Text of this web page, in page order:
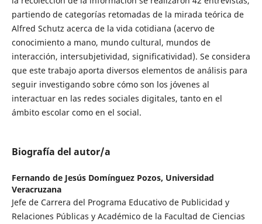
partiendo de categorías retomadas de la mirada teórica de
Alfred Schutz acerca de la vida cotidiana (acervo de
conocimiento a mano, mundo cultural, mundos de
interacción, intersubjetividad, significatividad). Se considera
que este trabajo aporta diversos elementos de análisis para
seguir investigando sobre cómo son los jóvenes al
interactuar en las redes sociales digitales, tanto en el
ámbito escolar como en el social.
Biografía del autor/a
Fernando de Jesús Domínguez Pozos, Universidad
Veracruzana
Jefe de Carrera del Programa Educativo de Publicidad y
Relaciones Públicas y Académico de la Facultad de Ciencias